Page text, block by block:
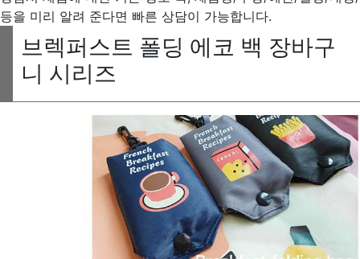
등을 미리 알려 준다면 빠른 상담이 가능합니다.
브렉퍼스트 폴딩 에코 백 장바구
니 시리즈